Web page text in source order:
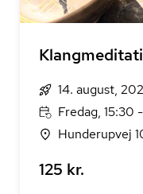
14. august,
Fredag, 15:30
Hunderupvej
125 kr.